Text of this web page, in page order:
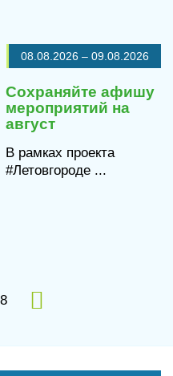
08.08.2026 – 09.08.2026
Сохраняйте афишу
мероприятий на
август
В рамках проекта
#Летовгороде ...
8